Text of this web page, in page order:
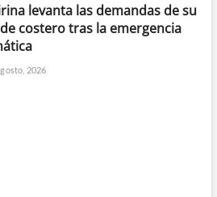
levanta las demandas de su
costero tras la emergencia
2026